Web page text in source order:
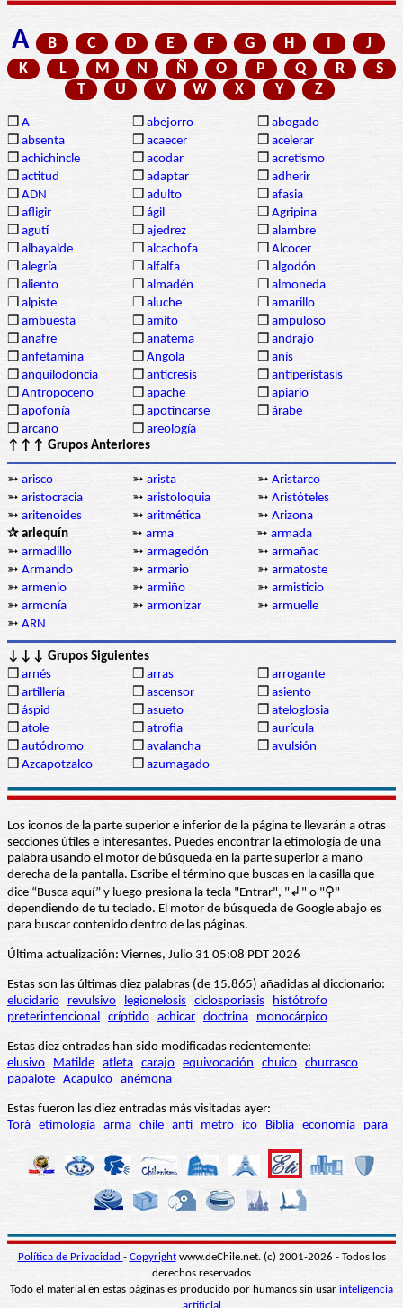
A B C D E F G H I
J
K
L M N Ñ O P Q R
S
T
U V W X Y Z
❒ A ❒ abejorro ❒ abogado
❒ absenta ❒ acaecer ❒ acelerar
❒ achichincle ❒ acodar ❒ acretismo
❒ actitud ❒ adaptar ❒ adherir
❒ ADN ❒ adulto ❒ afasia
❒ afligir ❒ ágil ❒ Agripina
❒ agutí ❒ ajedrez ❒ alambre
❒ albayalde ❒ alcachofa ❒ Alcocer
❒ alegría ❒ alfalfa ❒ algodón
❒ aliento ❒ almadén ❒ almoneda
❒ alpiste ❒ aluche ❒ amarillo
❒ ambuesta ❒ amito ❒ ampuloso
❒ anafre ❒ anatema ❒ andrajo
❒ anfetamina ❒ Angola ❒ anís
❒ anquilodoncia ❒ anticresis ❒ antiperístasis
❒ Antropoceno ❒ apache ❒ apiario
❒ apofonía ❒ apotincarse ❒ árabe
❒ arcano ❒ areología
↑↑↑ Grupos Anteriores
➳ arisco ➳ arista ➳ Aristarco
➳ aristocracia ➳ aristoloquia ➳ Aristóteles
➳ aritenoides ➳ aritmética ➳ Arizona
✰ arlequín
➳ arma ➳ armada
➳ armadillo ➳ armagedón ➳ armañac
➳ Armando ➳ armario ➳ armatoste
➳ armenio ➳ armiño ➳ armisticio
➳ armonía ➳ armonizar ➳ armuelle
➳ ARN
↓↓↓ Grupos Siguientes
❒ arnés ❒ arras ❒ arrogante
❒ artillería ❒ ascensor ❒ asiento
❒ áspid ❒ asueto ❒ ateloglosia
❒ atole ❒ atrofia ❒ aurícula
❒ autódromo ❒ avalancha ❒ avulsión
❒ Azcapotzalco ❒ azumagado
Los iconos de la parte superior e inferior de la página te llevarán a otras
secciones útiles e interesantes. Puedes encontrar la etimología de una
palabra usando el motor de búsqueda en la parte superior a mano
derecha de la pantalla. Escribe el término que buscas en la casilla que
dice “Busca aquí” y luego presiona la tecla "Entrar", "↲" o "⚲"
dependiendo de tu teclado. El motor de búsqueda de Google abajo es
para buscar contenido dentro de las páginas.
Última actualización: Viernes, Julio 31 05:08 PDT 2026
Estas son las últimas diez palabras (de 15.865) añadidas al diccionario:
elucidario
revulsivo legionelosis ciclosporiasis
histótrofo
preterintencional críptido achicar doctrina monocárpico
Estas diez entradas han sido modificadas recientemente:
elusivo
Matilde atleta carajo equivocación chuico churrasco
papalote Acapulco anémona
Estas fueron las diez entradas más visitadas ayer:
Torá etimología arma chile anti metro ico Biblia economía para
Política de Privacidad - Copyrightwww.deChile.net. (c) 2001-2026 - Todos los
derechos reservados
Todo el material en estas páginas es producido por humanos sin usar inteligencia